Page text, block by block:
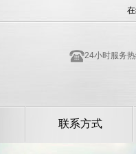
24小时服务热
联系方式